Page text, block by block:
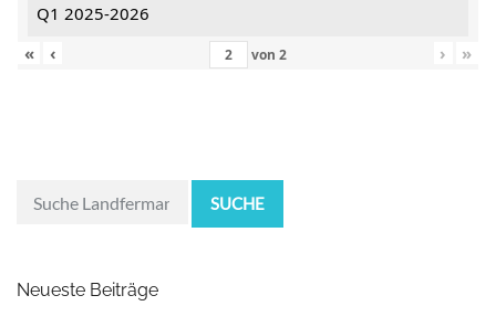
Q1 2025-2026
«
‹ von 2 › »
SUCHE
Neueste Beiträge